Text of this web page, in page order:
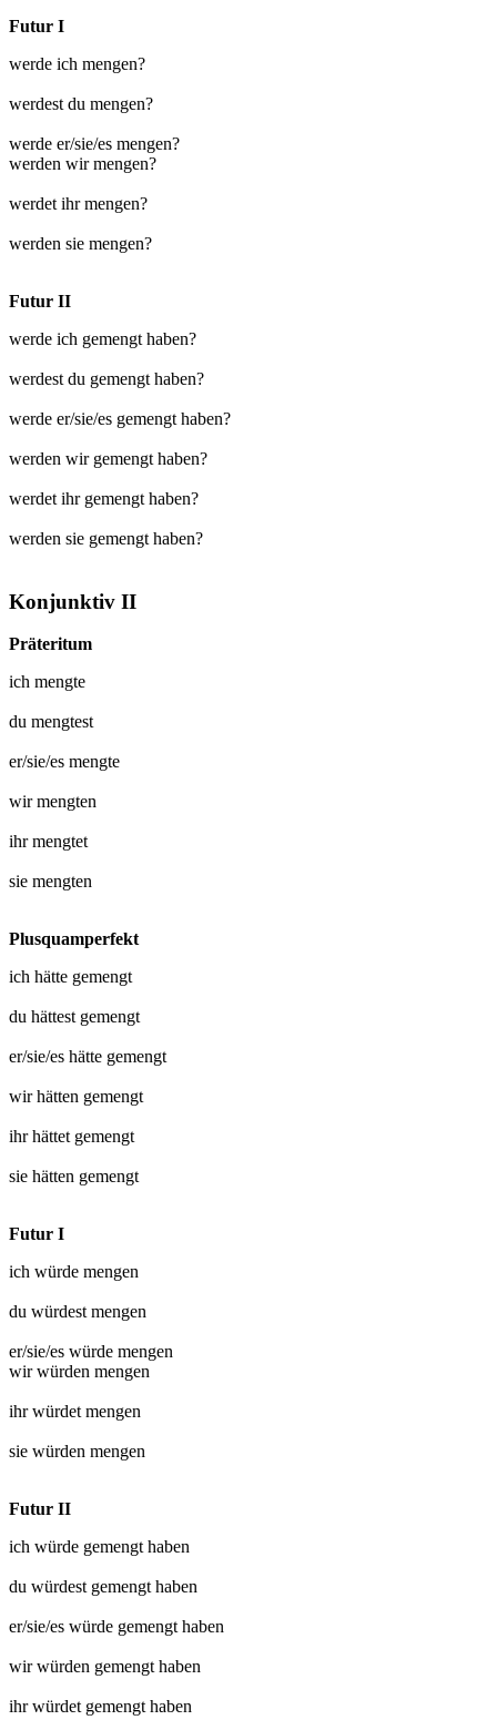
Futur I
werde ich mengen?
werdest du mengen?
werde er/sie/es mengen?
werden wir mengen?
werdet ihr mengen?
werden sie mengen?
Futur II
werde ich gemengt haben?
werdest du gemengt haben?
werde er/sie/es gemengt haben?
werden wir gemengt haben?
werdet ihr gemengt haben?
werden sie gemengt haben?
Konjunktiv II
Präteritum
ich mengte
du mengtest
er/sie/es mengte
wirmengten
ihrmengtet
sie mengten
Plusquamperfekt
ich hätte gemengt
du hättest gemengt
er/sie/es hätte gemengt
wir hätten gemengt
ihr hättet gemengt
sie hätten gemengt
Futur I
ich würde mengen
du würdestmengen
er/sie/es würde mengen
wir würden mengen
ihr würdetmengen
sie würden mengen
Futur II
ich würde gemengthaben
du würdest gemengthaben
er/sie/es würde gemengthaben
wir würden gemengthaben
ihr würdet gemengthaben